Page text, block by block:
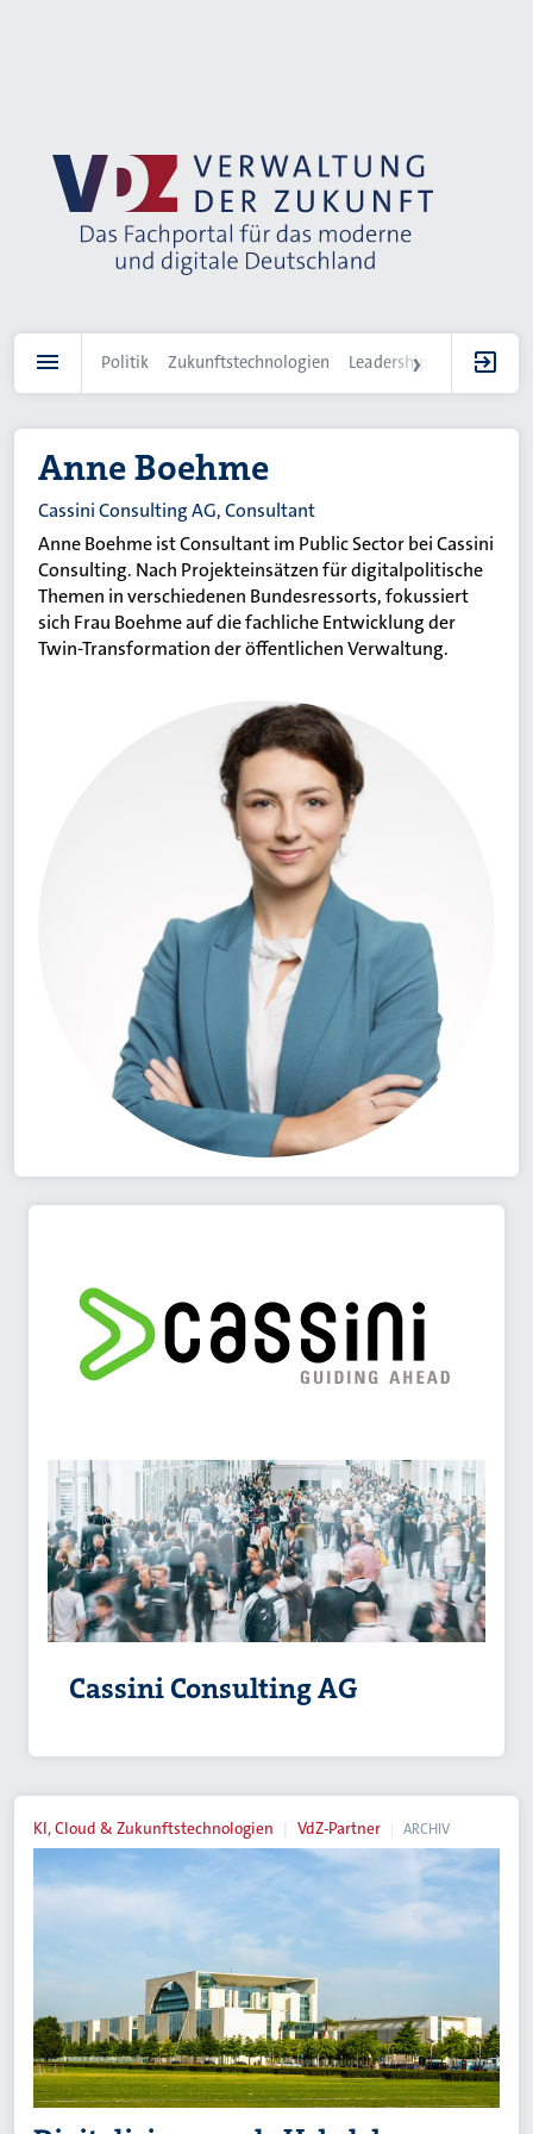
Politik Zukunftstechnologien Leadership IT-
Anne Boehme
Cassini Consulting AG, Consultant
Anne Boehme ist Consultant im Public Sector bei Cassini
Consulting. Nach Projekteinsätzen für digitalpolitische
Themen in verschiedenen Bundesressorts, fokussiert
sich Frau Boehme auf die fachliche Entwicklung der
Twin-Transformation der öffentlichen Verwaltung.
Cassini Consulting AG
KI, Cloud & Zukunftstechnologien VdZ-Partner ARCHIV